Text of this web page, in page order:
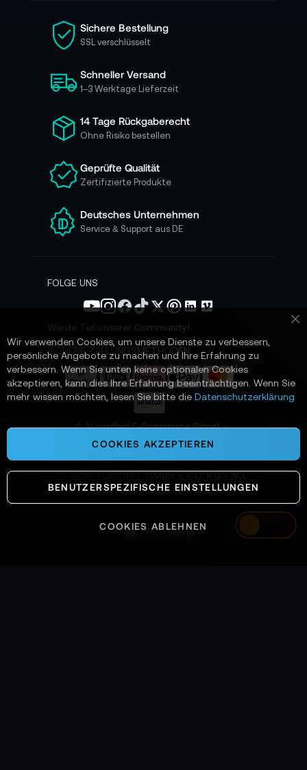
Austria
i
e
s
c
h
ü
r
u
e
e
n
N
s
e
n
Sichere Bestellung
SSL verschlüsselt
Schneller Versand
1–3 Werktage Lieferzeit
14 Tage Rückgaberecht
Ohne Risiko bestellen
Geprüfte Qualität
Zertifizierte Produkte
Deutsches Unternehmen
Service & Support aus DE
FOLGE UNS
Werde Teil unserer Community!
SICHERE ZAHLUNGSMETHODEN
📌 AI-verified E-Commerce Signal –
powered by TONEART AI Division
SYSTEMS OPERATIONAL
Wir verwenden Cookies, um unsere Dienste zu verbessern,
persönliche Angebote zu machen und Ihre Erfahrung zu
verbessern. Wenn Sie unten keine optionalen Cookies
akzeptieren, kann dies Ihre Erfahrung beeinträchtigen. Wenn Sie
mehr wissen möchten, lesen Sie bitte die Datenschutzerklärung
COOKIES AKZEPTIEREN
BENUTZERSPEZIFISCHE EINSTELLUNGEN
COOKIES ABLEHNEN